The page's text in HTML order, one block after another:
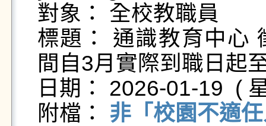
對象： 全校教職員
標題： 通識教育中心
間自3月實際到職日起
日期： 2026-01-19  (
附檔： 非「校園不適